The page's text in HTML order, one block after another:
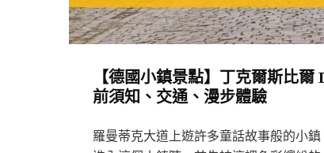
法
與
照
全
【德國小鎮景點】丁克爾斯比
前須知、交通、漫步體驗
羅曼蒂克大道上遊許多童話故事般的小